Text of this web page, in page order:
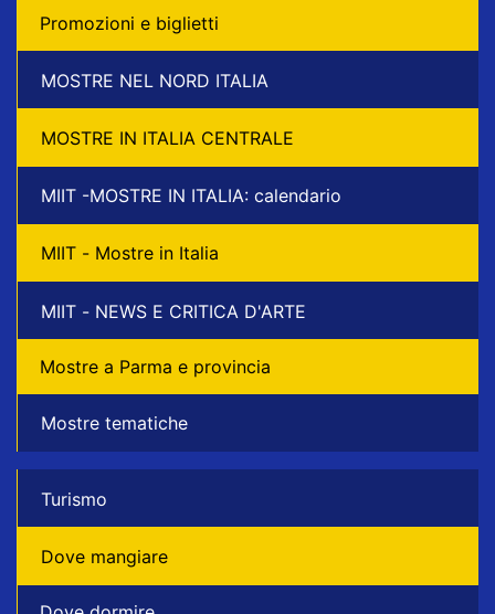
Promozioni e biglietti
MOSTRE NEL NORD ITALIA
MOSTRE IN ITALIA CENTRALE
MIIT -MOSTRE IN ITALIA: calendario
MIIT - Mostre in Italia
MIIT - NEWS E CRITICA D'ARTE
Mostre a Parma e provincia
Mostre tematiche
Turismo
Dove mangiare